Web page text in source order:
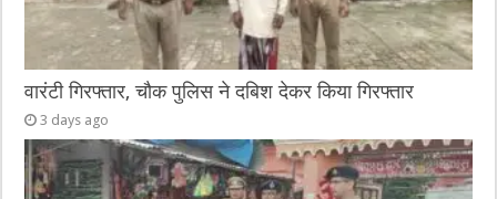
वारंटी गिरफ्तार, चौक पुलिस ने दबिश देकर किया गिरफ्तार
3 days ago